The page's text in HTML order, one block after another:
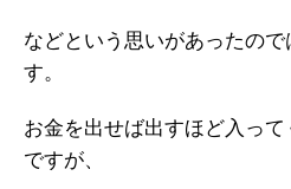
などという思いがあったの
す。
お金を出せば出すほど入っ
ですが、